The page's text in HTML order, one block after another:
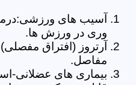
آسیب های
وری در ورزش ها.
آرتروز (افتراق
مفاصل.
بیماری های عضلانی-